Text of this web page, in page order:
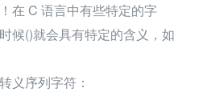
在 C 语言中有些特定的字
候()就会具有特定的含义，如
义序列字符：